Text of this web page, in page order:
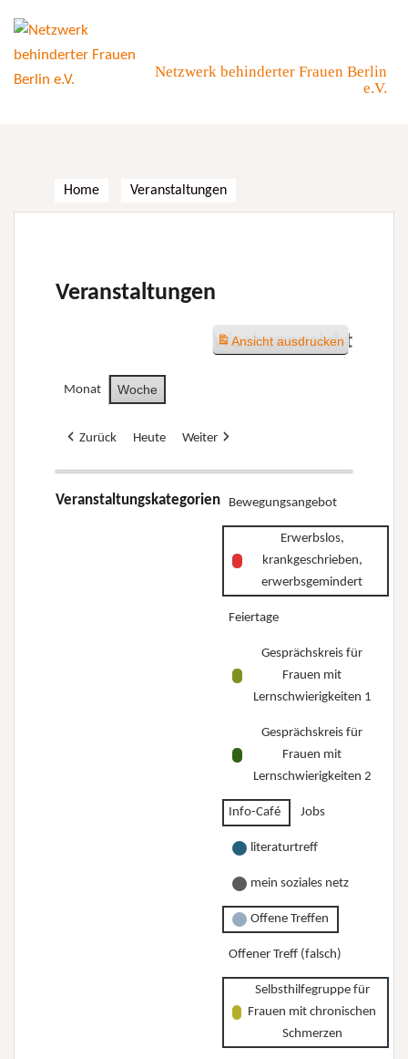
content
Netzwerk behinderter Frauen Berlin
e.V.
Home Veranstaltungen
Veranstaltungen
Wochenansicht
Monat Woche
Zurück Heute Weiter
Veranstaltungskategorien Bewegungsangebot
Erwerbslos,
krankgeschrieben,
erwerbsgemindert
Feiertage
Gesprächskreis für
Frauen mit
Lernschwierigkeiten 1
Gesprächskreis für
Frauen mit
Lernschwierigkeiten 2
Info-Café Jobs
literaturtreff
mein soziales netz
Offene Treffen
Offener Treff (falsch)
Selbsthilfegruppe für
Frauen mit chronischen
Schmerzen
Ansichtausdrucken